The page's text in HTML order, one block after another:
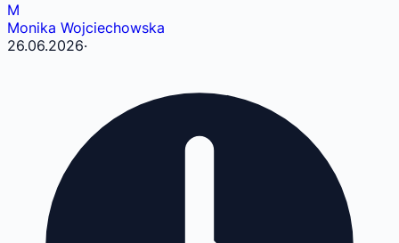
M
Monika Wojciechowska
26.06.2026·